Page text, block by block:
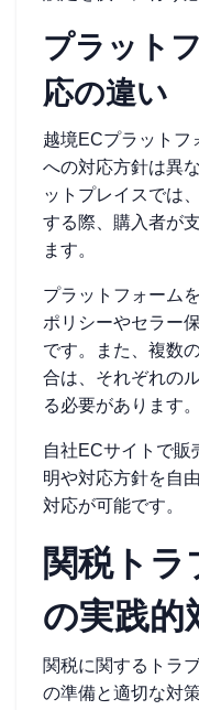
プラット
応の違い
越境ECプラットフ
への対応方針は異
ットプレイスでは
する際、購入者が
ます。
プラットフォーム
ポリシーやセラー
です。また、複数
合は、それぞれの
る必要があります。
自社ECサイトで販
明や対応方針を自
対応が可能です。
関税ト
の実践的
関税に関するトラ
の準備と適切な対